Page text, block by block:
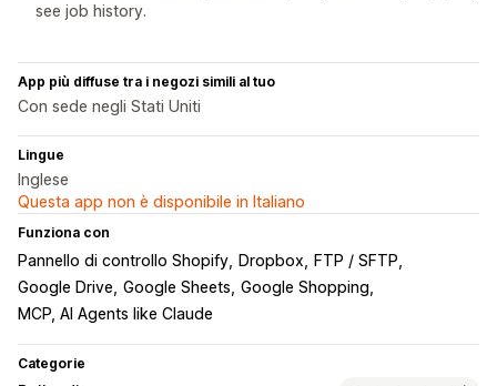
see job history.
App più diffuse tra i negozi simili al tuo
Con sede negli Stati Uniti
Lingue
Inglese
Questa app non è disponibile in Italiano
Funziona con
Pannello di controllo Shopify Dropbox
FTP / SFTP
Google Drive Google Sheets Google Shopping
MCP, AI Agents like Claude
Categorie